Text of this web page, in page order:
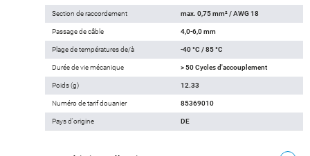
Section de raccordement max. 0,75 mm² / AWG 18
Passage de câble 4,0-6,0 mm
Plage de températures de/à -40 °C / 85 °C
Durée de vie mécanique > 50 Cycles d'accouplement
Poids (g) 12.33
Numéro de tarif douanier 85369010
Pays d'origine DE